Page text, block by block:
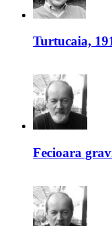
Turtucaia,
Fecioara